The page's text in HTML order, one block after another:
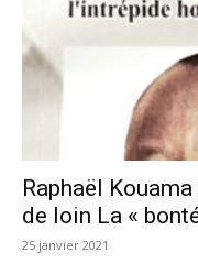
Raphaël
de loin La «
25 janvier 2021